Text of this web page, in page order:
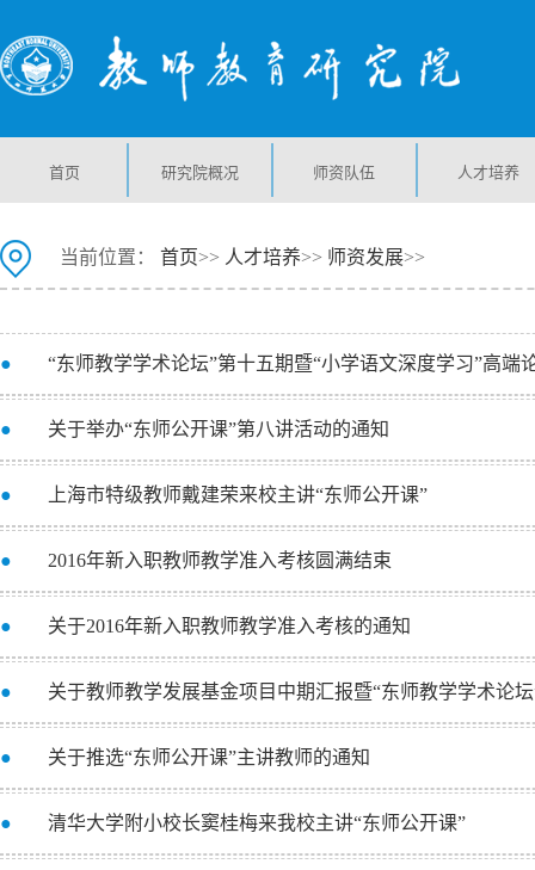
首页 研究院概况 师资队伍 人才培养
当前位置： 首页>> 人才培养>> 师资发展>>
● “东师教学学术论坛”第十五期暨“小学语文深度学习”高端
● 关于举办“东师公开课”第八讲活动的通知
● 上海市特级教师戴建荣来校主讲“东师公开课”
● 2016年新入职教师教学准入考核圆满结束
● 关于2016年新入职教师教学准入考核的通知
● 关于教师教学发展基金项目中期汇报暨“东师教学学术论
● 关于推选“东师公开课”主讲教师的通知
● 清华大学附小校长窦桂梅来我校主讲“东师公开课”